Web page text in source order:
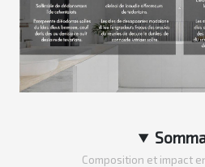
Composition et impact